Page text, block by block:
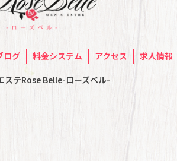
ログ 料金システム アクセス 求人情報
ステRose Belle-ローズベル-